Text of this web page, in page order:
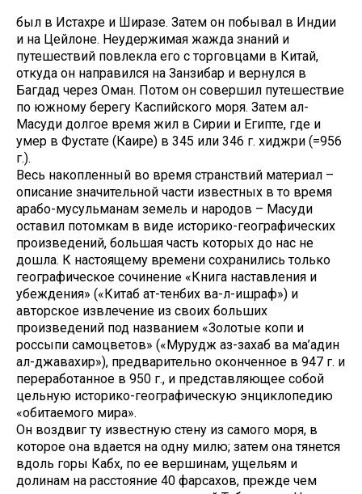
был в Истахре и Ширазе. Затем он побывал в Индии
и на Цейлоне. Неудержимая жажда знаний и
путешествий повлекла его с торговцами в Китай,
откуда он направился на Занзибар и вернулся в
Багдад через Оман. Потом он совершил путешествие
по южному берегу Каспийского моря. Затем ал-
Масуди долгое время жил в Сирии и Египте, где и
умер в Фустате (Каире) в 345 или 346 г. хиджри (=956
г.).
Весь накопленный во время странствий материал –
описание значительной части известных в то время
арабо-мусульманам земель и народов – Масуди
оставил потомкам в виде историко-географических
произведений, большая часть которых до нас не
дошла. К настоящему времени сохранились только
географическое сочинение «Книга наставления и
убеждения» («Китаб ат-тенбих ва-л-ишраф») и
авторское извлечение из своих больших
произведений под названием «Золотые копи и
россыпи самоцветов» («Мурудж аз-захаб ва ма’адин
ал-джавахир»), предварительно оконченное в 947 г. и
переработанное в 950 г., и представляющее собой
цельную историко-географическую энциклопедию
«обитаемого мира».
Он воздвиг ту известную стену из самого моря, в
которое она вдается на одну милю; затем она тянется
вдоль горы Кабх, по ее вершинам, ущельям и
долинам на расстояние 40 фарсахов, прежде чем